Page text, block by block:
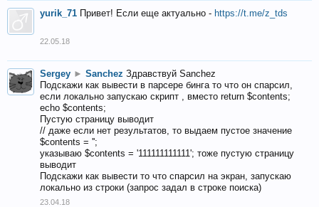
yurik_71 Привет! Если еще актуально - https://t.me/z_tds
22.05.18
Sergey ► Sanchez Здравствуй Sanchez
Подскажи как вывести в парсере бинга то что он спарсил,
если локально запускаю скрипт , вместо return $contents;
echo $contents;
Пустую страницу выводит
// даже если нет результатов, то выдаем пустое значение
$contents = '';
указываю $contents = '111111111111'; тоже пустую страницу
выводит
Подскажи как вывести то что спарсил на экран, запускаю
локально из строки (запрос задал в строке поиска)
23.04.18